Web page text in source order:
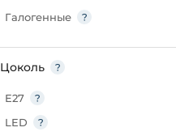
Галогенные
Цоколь
E27
LED